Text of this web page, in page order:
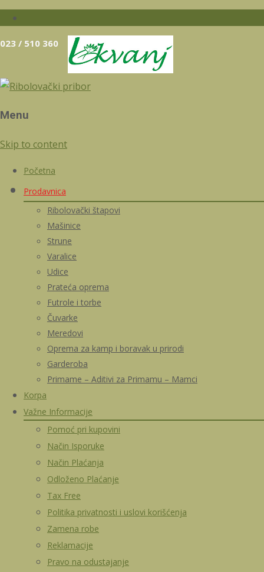
023 / 510 360
Menu
Skip to content
Početna
Prodavnica
Ribolovački štapovi
Mašinice
Strune
Varalice
Udice
Prateća oprema
Futrole i torbe
Čuvarke
Meredovi
Oprema za kamp i boravak u prirodi
Garderoba
Primame – Aditivi za Primamu – Mamci
Korpa
Važne Informacije
Pomoć pri kupovini
Način Isporuke
Način Plaćanja
Odloženo Plaćanje
Tax Free
Politika privatnosti i uslovi korišćenja
Zamena robe
Reklamacije
Pravo na odustajanje